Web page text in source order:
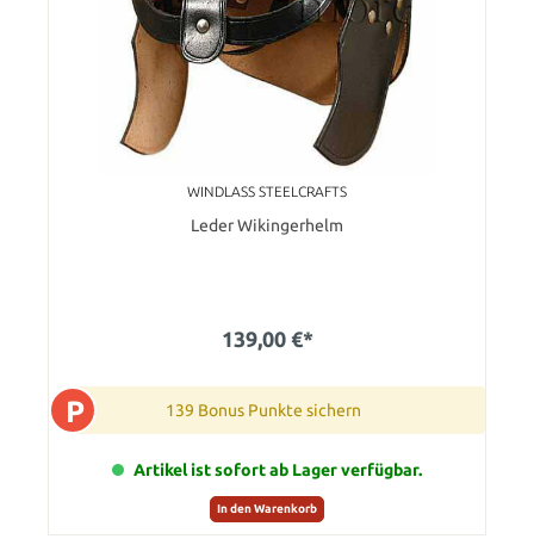
WINDLASS STEELCRAFTS
Leder Wikingerhelm
139,00 €*
P 139 Bonus Punkte sichern
Artikel ist sofort ab Lager verfügbar.
In den Warenkorb